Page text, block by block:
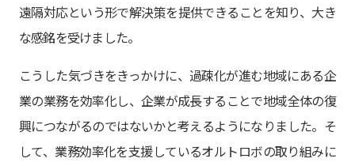
遠隔対応という形で解決策を提供できることを知り、大き
な感銘を受けました。
こうした気づきをきっかけに、過疎化が進む地域にある企
業の業務を効率化し、企業が成長することで地域全体の復
興につながるのではないかと考えるようになりました。そ
して、業務効率化を支援しているオルトロボの取り組みに